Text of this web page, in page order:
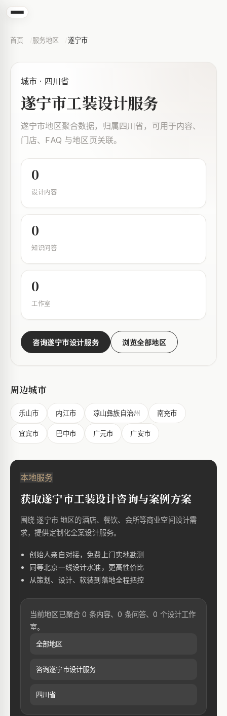
首页 服务地区 遂宁市
城市 · 四川省
遂宁市工装设计服务
遂宁市地区聚合数据，归属四川省，可用于内容、
门店、FAQ 与地区页关联。
0
设计内容
0
知识问答
0
工作室
咨询遂宁市设计服务 浏览全部地区
周边城市
乐山市 内江市 凉山彝族自治州 南充市
宜宾市 巴中市 广元市 广安市
本地服务
获取遂宁市工装设计咨询与案例方案
围绕 遂宁市 地区的酒店、餐饮、会所等商业空间设计需
求，提供定制化全案设计服务。
创始人亲自对接，免费上门实地勘测
同等北京一线设计水准，更高性价比
从策划、设计、软装到落地全程把控
当前地区已聚合 0 条内容、0 条问答、0 个设计工作
室。
全部地区
咨询遂宁市设计服务
四川省